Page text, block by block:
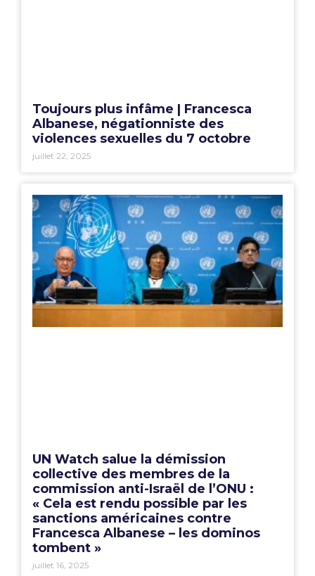
Toujours plus infâme | Francesca
Albanese, négationniste des
violences sexuelles du 7 octobre
juillet 22, 2025
UN Watch salue la démission
collective des membres de la
commission anti-Israël de l’ONU :
« Cela est rendu possible par les
sanctions américaines contre
Francesca Albanese – les dominos
tombent »
juillet 16, 2025